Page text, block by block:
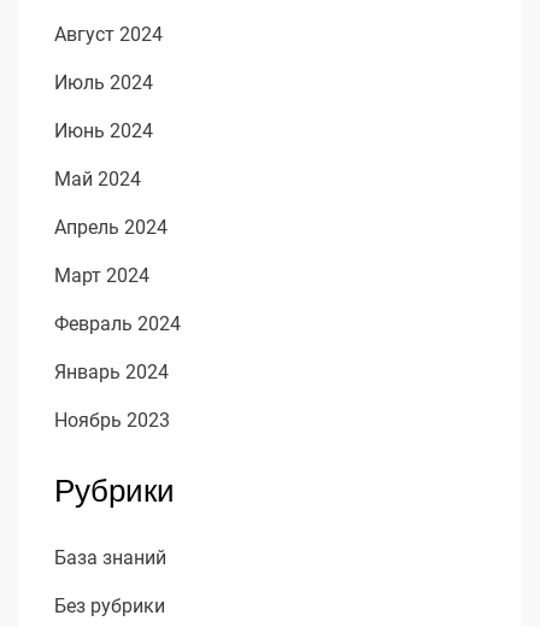
Август 2024
Июль 2024
Июнь 2024
Май 2024
Апрель 2024
Март 2024
Февраль 2024
Январь 2024
Ноябрь 2023
Рубрики
База знаний
Без рубрики